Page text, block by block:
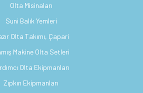
Olta Misinaları
Suni Balık Yemleri
Olta Takımı, Çapari
Makine Olta Setleri
Olta Ekipmanları
Zıpkın Ekipmanları